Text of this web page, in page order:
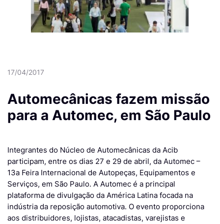
17/04/2017
Automecânicas fazem missão
para a Automec, em São Paulo
Integrantes do Núcleo de Automecânicas da Acib
participam, entre os dias 27 e 29 de abril, da Automec –
13a Feira Internacional de Autopeças, Equipamentos e
Serviços, em São Paulo. A Automec é a principal
plataforma de divulgação da América Latina focada na
indústria da reposição automotiva. O evento proporciona
aos distribuidores, lojistas, atacadistas, varejistas e